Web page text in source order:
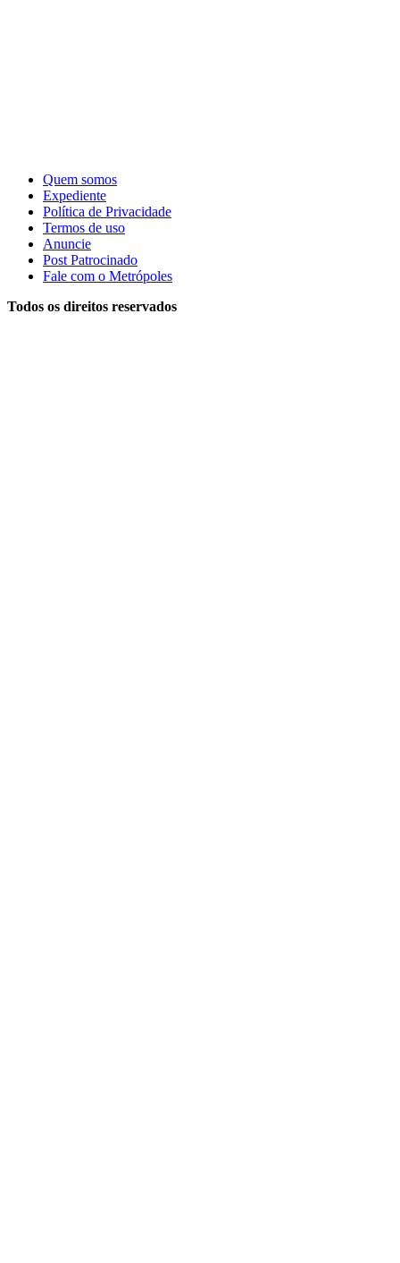
Quem somos
Expediente
Política de Privacidade
Termos de uso
Anuncie
Post Patrocinado
Fale com o Metrópoles
Todos os direitos reservados